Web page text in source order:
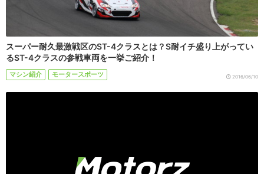
スーパー耐久最激戦区のST-4クラスとは？S耐イチ盛り上がってい
るST-4クラスの参戦車両を一挙ご紹介！
マシン紹介 モータースポーツ 2016/06/10